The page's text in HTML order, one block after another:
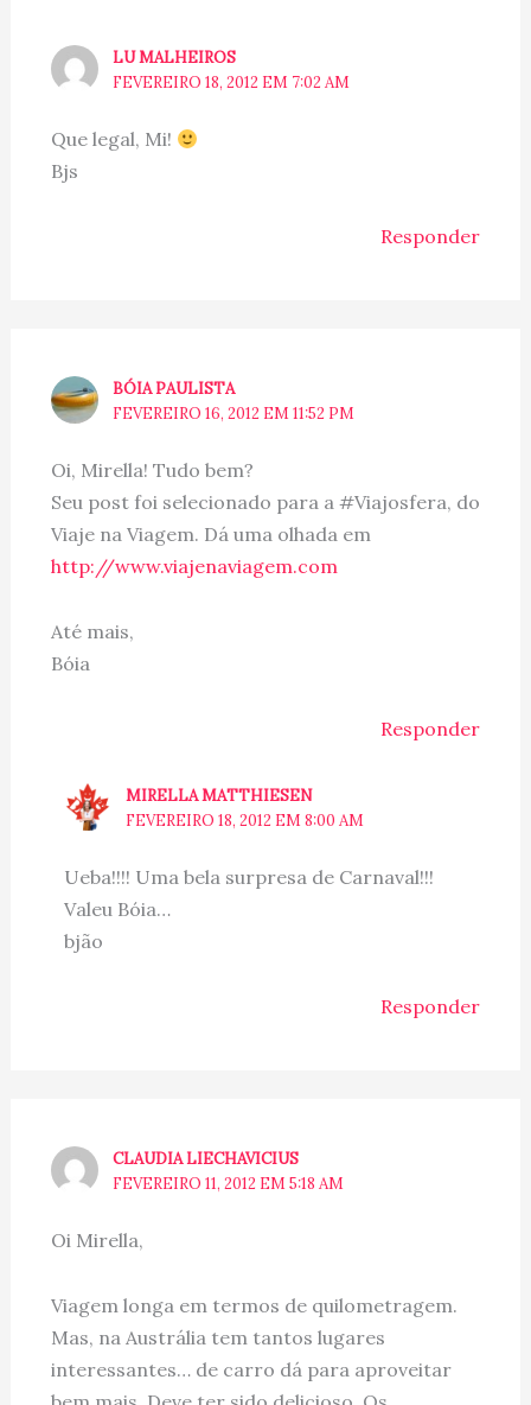
LU MALHEIROS
FEVEREIRO 18, 2012 EM 7:02 AM
Que legal, Mi!
Bjs
Responder
BÓIA PAULISTA
FEVEREIRO 16, 2012 EM 11:52 PM
Oi, Mirella! Tudo bem?
Seu post foi selecionado para a #Viajosfera, do
Viaje na Viagem. Dá uma olhada em
http://www.viajenaviagem.com
Até mais,
Bóia
Responder
MIRELLA MATTHIESEN
FEVEREIRO 18, 2012 EM 8:00 AM
Ueba!!!! Uma bela surpresa de Carnaval!!!
Valeu Bóia…
bjão
Responder
CLAUDIA LIECHAVICIUS
FEVEREIRO 11, 2012 EM 5:18 AM
Oi Mirella,
Viagem longa em termos de quilometragem.
Mas, na Austrália tem tantos lugares
interessantes… de carro dá para aproveitar